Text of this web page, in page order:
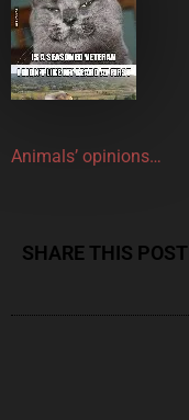
Animals’ opinions…
SHARE THIS POST